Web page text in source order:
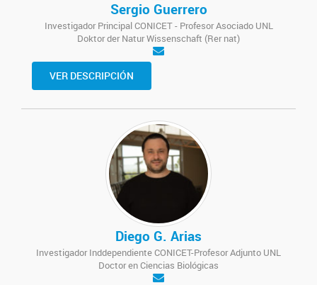
Sergio Guerrero
Investigador Principal CONICET - Profesor Asociado UNL
Doktor der Natur Wissenschaft (Rer nat)
VER DESCRIPCIÓN
Diego G. Arias
Investigador Inddependiente CONICET-Profesor Adjunto UNL
Doctor en Ciencias Biológicas